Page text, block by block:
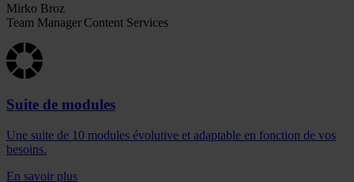
Mirko Broz
Team Manager Content Services
Suite de modules
Une suite de 10 modules évolutive et adaptable en fonction de vos
besoins.
En savoir plus